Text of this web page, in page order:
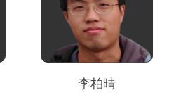
李柏晴